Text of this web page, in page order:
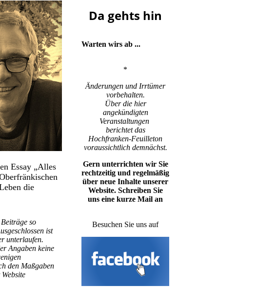
Essay „Alles
die
so
ist
unterlaufen.
Angaben keine
den Maßgaben
Da gehts hin
Warten wirs ab ...
*
Änderungen und Irrtümer
vorbehalten.
Über die hier
angekündigten
Veranstaltungen
berichtet das
Hochfranken-Feuilleton
voraussichtlich demnächst.
Gern unterrichten wir Sie
rechtzeitig und regelmäßig
über neue Inhalte unserer
Website. Schreiben Sie
uns eine kurze Mail an
Besuchen Sie uns auf